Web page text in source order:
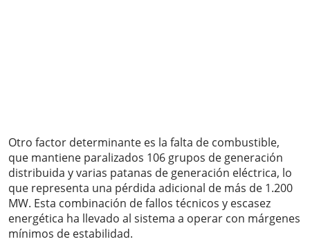
Otro factor determinante es la falta de combustible,
que mantiene paralizados 106 grupos de generación
distribuida y varias patanas de generación eléctrica, lo
que representa una pérdida adicional de más de 1.200
MW. Esta combinación de fallos técnicos y escasez
energética ha llevado al sistema a operar con márgenes
mínimos de estabilidad.